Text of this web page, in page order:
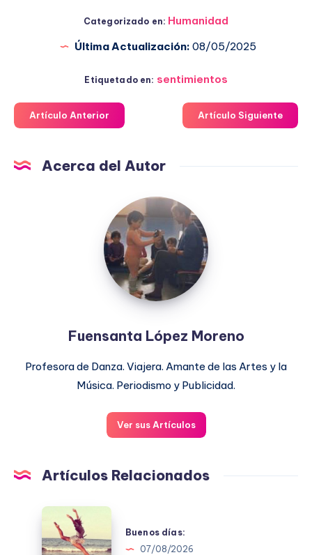
Categorizado en: Humanidad
Última Actualización: 08/05/2025
Etiquetado en: sentimientos
Artículo Anterior Artículo Siguiente
Acerca del Autor
Fuensanta
López
Moreno
Fuensanta López Moreno
Profesora de Danza. Viajera. Amante de las Artes y la
Música. Periodismo y Publicidad.
Ver sus Artículos
Artículos Relacionados
Buenos
días:
Buenos días:
07/08/2026